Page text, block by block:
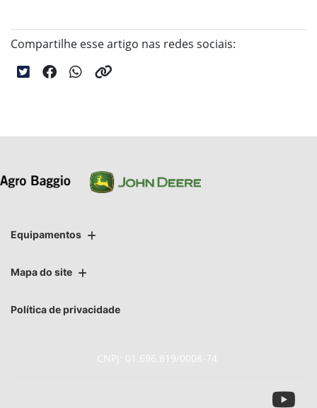
Compartilhe esse artigo nas redes sociais:
Equipamentos
Mapa do site
Política de privacidade
CNPJ: 01.696.819/0008-74